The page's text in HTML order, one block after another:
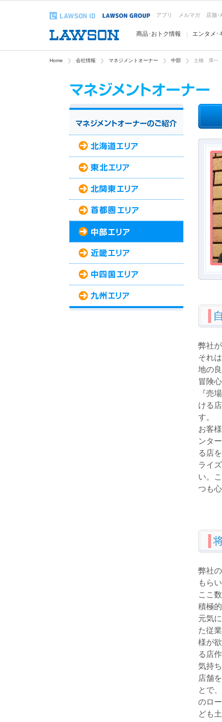
アプリ メルマガ 店舗･
商品･おトク情報 エンタメ･
Home 会社情報 マネジメントオーナー 中部 土橋 厚一
弊社
それ
地の
冒険
『売
ける
す。
お客
ンタ
る店
ライ
い。
つも
弊社
もら
ここ
積極
元気
た従
様が
る店
気持
店舗
とで
のロ
ども